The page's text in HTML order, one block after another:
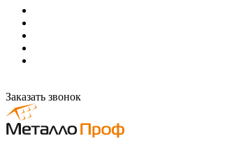
Заказать звонок